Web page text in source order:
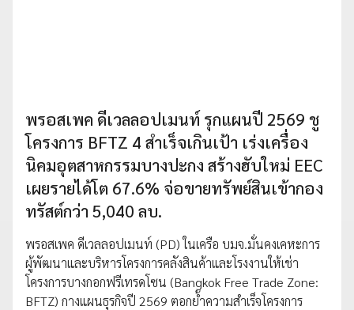
พรอสเพค ดีเวลลอปเมนท์ รุกแผนปี 2569 ชู
โครงการ BFTZ 4 สำเร็จเกินเป้า เร่งเครื่อง
นิคมอุตสาหกรรมบางปะกง สร้างฮับใหม่ EEC
เผยรายได้โต 67.6% จ่อขายทรัพย์สินเข้ากอง
ทรัสต์กว่า 5,040 ลบ.
พรอสเพค ดีเวลลอปเมนท์ (PD) ในเครือ บมจ.มั่นคงเคหะการ
ผู้พัฒนาและบริหารโครงการคลังสินค้าและโรงงานให้เช่า
โครงการบางกอกฟรีเทรดโซน (Bangkok Free Trade Zone:
BFTZ) กางแผนธุรกิจปี 2569 ตอกย้ำความสำเร็จโครงการ